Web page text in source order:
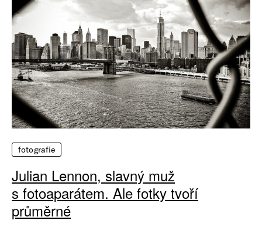
fotografie
Julian Lennon, slavný muž
s fotoaparátem. Ale fotky tvoří
průměrné